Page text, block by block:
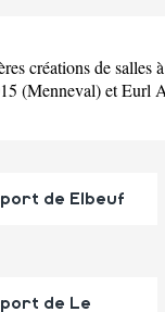
créations de
(Menneval) et Eurl
de Elbeuf
de Le